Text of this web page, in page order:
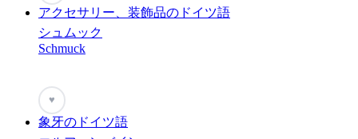
アクセサリー、装飾品のドイツ語
シュムック
Schmuck
♥
象牙のドイツ語